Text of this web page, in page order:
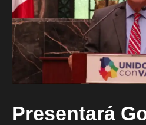
Presentará